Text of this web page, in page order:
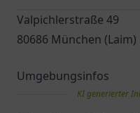
Valpichlerstraße 49
80686 München (Laim)
Umgebungsinfos
KI generierter